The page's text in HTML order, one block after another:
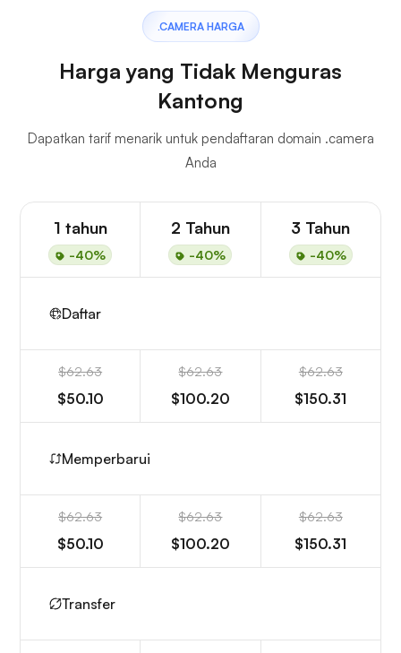
.CAMERA HARGA
Harga yang Tidak Menguras
Kantong
Dapatkan tarif menarik untuk pendaftaran domain .camera
Anda
1 tahun
-40%
2 Tahun
-40%
3 Tahun
-40%
Daftar
$62.63
$50.10
$62.63
$100.20
$62.63
$150.31
Memperbarui
$62.63
$50.10
$62.63
$100.20
$62.63
$150.31
Transfer